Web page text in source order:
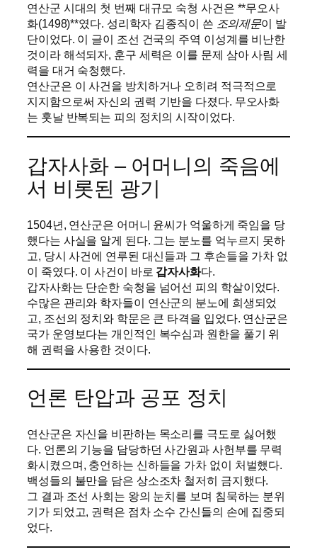
연산군 시대의 첫 번째 대규모 숙청 사건은 **무오사
화(1498)**였다. 성리학자 김종직이 쓴 조의제문이 발
단이었다. 이 글이 조선 건국의 주역 이성계를 비난한
것이라 해석되자, 훈구 세력은 이를 문제 삼아 사림 세
력을 대거 숙청했다.
연산군은 이 사건을 방치하거나 오히려 적극적으로
지지함으로써 자신의 권력 기반을 다졌다. 무오사화
는 훗날 반복되는 피의 정치의 시작이었다.
갑자사화 – 어머니의 죽음에
서 비롯된 광기
1504년, 연산군은 어머니 윤씨가 억울하게 죽임을 당
했다는 사실을 알게 된다. 그는 분노를 억누르지 못하
고, 당시 사건에 연루된 대신들과 그 후손들을 가차 없
이 죽였다. 이 사건이 바로 갑자사화다.
갑자사화는 단순한 숙청을 넘어선 피의 학살이었다.
수많은 관리와 학자들이 연산군의 분노에 희생되었
고, 조선의 정치와 학문은 큰 타격을 입었다. 연산군은
국가 운영보다는 개인적인 복수심과 원한을 풀기 위
해 권력을 사용한 것이다.
언론 탄압과 공포 정치
연산군은 자신을 비판하는 목소리를 극도로 싫어했
다. 언론의 기능을 담당하던 사간원과 사헌부를 무력
화시켰으며, 충언하는 신하들을 가차 없이 처벌했다.
백성들의 불만을 담은 상소조차 철저히 금지했다.
그 결과 조선 사회는 왕의 눈치를 보며 침묵하는 분위
기가 되었고, 권력은 점차 소수 간신들의 손에 집중되
었다.